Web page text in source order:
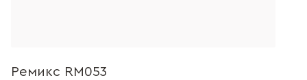
Ремикс RM053